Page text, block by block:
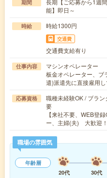
期間
長期【ご応募から1週
能】即日～
時給 時給1300円
交通費
交通費支給有り
仕事内容
マシンオペレーター
板金オペレーター、ブ
遣)派遣先に直接雇用
応募資格
職種未経験OK / ブラ
要
【来社不要、WEB登
ー、主婦(夫) 大歓迎
職場の雰囲気
年齢層
20代
30代